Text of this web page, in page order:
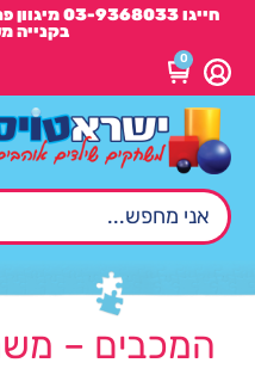
חייגו 03-
בקנייה מעל
0
המכבים –